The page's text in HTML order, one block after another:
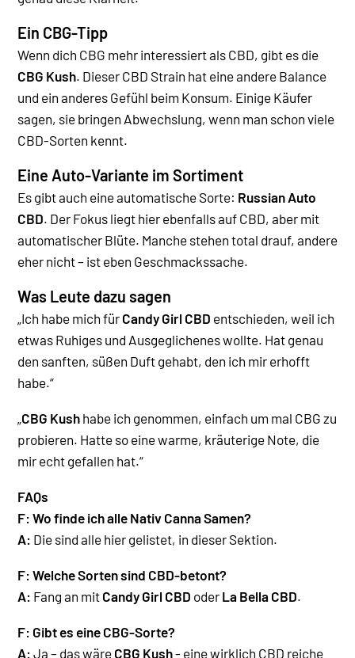
Ein CBG-Tipp
Wenn dich CBG mehr interessiert als CBD, gibt es die
CBG Kush. Dieser CBD Strain hat eine andere Balance
und ein anderes Gefühl beim Konsum. Einige Käufer
sagen, sie bringen Abwechslung, wenn man schon viele
CBD-Sorten kennt.
Eine Auto-Variante im Sortiment
Es gibt auch eine automatische Sorte: Russian Auto
CBD. Der Fokus liegt hier ebenfalls auf CBD, aber mit
automatischer Blüte. Manche stehen total drauf, andere
eher nicht – ist eben Geschmackssache.
Was Leute dazu sagen
„Ich habe mich für Candy Girl CBD entschieden, weil ich
etwas Ruhiges und Ausgeglichenes wollte. Hat genau
den sanften, süßen Duft gehabt, den ich mir erhofft
habe.“
„CBG Kush habe ich genommen, einfach um mal CBG zu
probieren. Hatte so eine warme, kräuterige Note, die
mir echt gefallen hat.“
FAQs
F: Wo finde ich alle Nativ Canna Samen?
A: Die sind alle hier gelistet, in dieser Sektion.
F: Welche Sorten sind CBD-betont?
A: Fang an mit Candy Girl CBD oder La Bella CBD.
F: Gibt es eine CBG-Sorte?
A: Ja – das wäre CBG Kush- eine wirklich CBD reiche